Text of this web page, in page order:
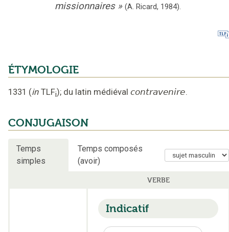
missionnaires » (A. Ricard, 1984).
ÉTYMOLOGIE
1331 (in TLFi); du latin médiéval contravenire.
CONJUGAISON
Temps
simples
Temps composés
(avoir)
VERBE
Indicatif